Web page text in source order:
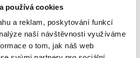
používá cookies
a reklam, poskytování funkcí
naší návštěvnosti využíváme
o tom, jak náš web
229 Kč
183 Kč